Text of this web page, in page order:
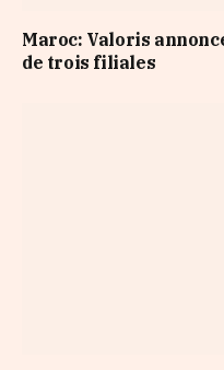
Maroc: Valoris
de trois filiales